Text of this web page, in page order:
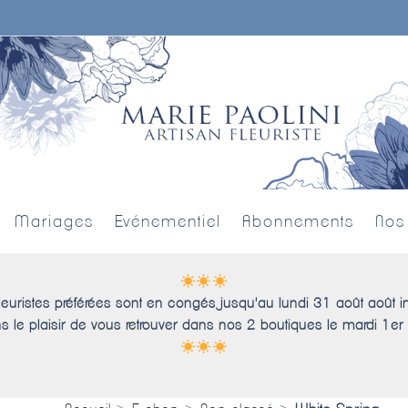
Mariages Evénementiel Abonnements
préférées sont en congés jusqu'au lundi 31 août août
le plaisir de vous retrouver dans nos 2 boutiques le mardi 1er